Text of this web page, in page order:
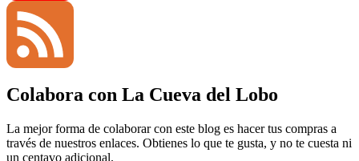
YouTube
Channel
Feed
Colabora con La Cueva del Lobo
La mejor forma de colaborar con este blog es hacer tus compras a
través de nuestros enlaces. Obtienes lo que te gusta, y no te cuesta ni
un centavo adicional.